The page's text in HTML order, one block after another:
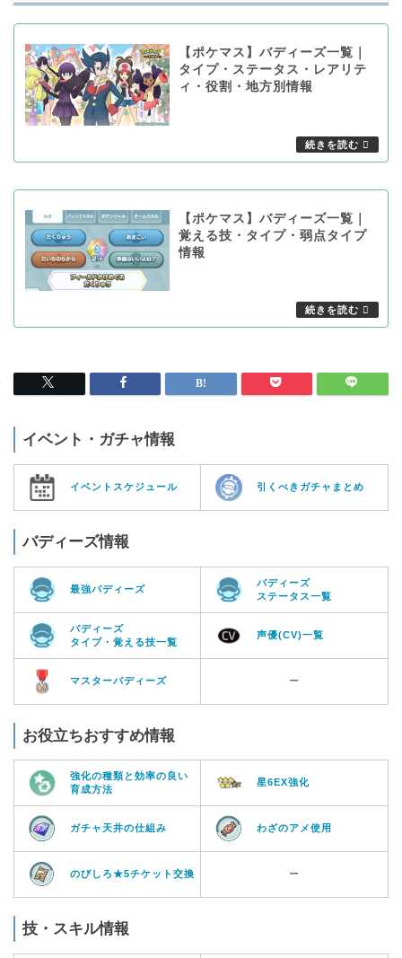
【ポケマス】バディーズ一覧｜
タイプ・ステータス・レアリテ
ィ・役割・地方別情報
【ポケマス】バディーズ一覧｜
覚える技・タイプ・弱点タイプ
情報
イベント・ガチャ情報
イベントスケジュール 引くべきガチャまとめ
バディーズ情報
最強バディーズ
バディーズ
ステータス一覧
バディーズ
タイプ・覚える技一覧
声優(CV)一覧
マスターバディーズ ー
お役立ちおすすめ情報
強化の種類と効率の良い
育成方法
星6EX強化
ガチャ天井の仕組み わざのアメ使用
のびしろ★5チケット交換 ー
技・スキル情報